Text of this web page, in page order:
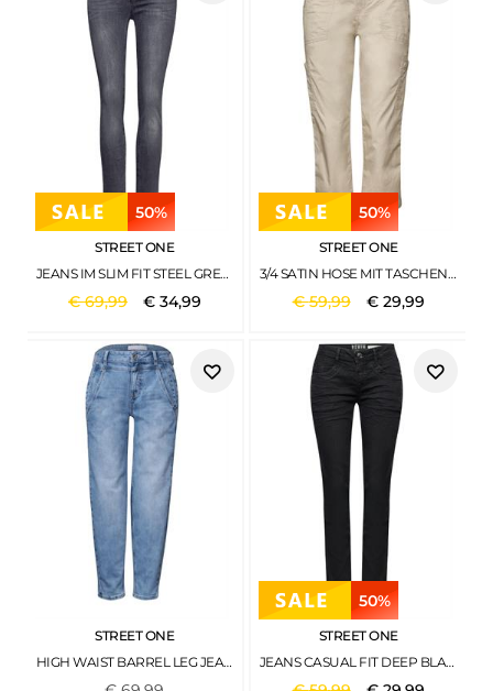
50%
STREET ONE
JEANS IM SLIM FIT STEEL GREY NET WASH
€69,99 € 34,99
50%
STREET ONE
3/4 SATIN HOSE MIT TASCHEN BARLEY BEIGE
€59,99 € 29,99
STREET ONE
HIGH WAIST BARREL LEG JEANS IM LOOSE FIT LIGHT BLUE WASH
50%
STREET ONE
JEANS CASUAL FIT DEEP BLACK WASH